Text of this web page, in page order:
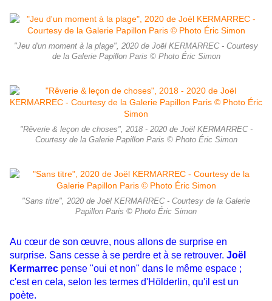
"Jeu d'un moment à la plage", 2020 de Joël KERMARREC - Courtesy
de la Galerie Papillon Paris © Photo Éric Simon
"Rêverie & leçon de choses", 2018 - 2020 de Joël KERMARREC -
Courtesy de la Galerie Papillon Paris © Photo Éric Simon
"Sans titre", 2020 de Joël KERMARREC - Courtesy de la Galerie
Papillon Paris © Photo Éric Simon
Au cœur de son œuvre, nous allons de surprise en
surprise. Sans cesse à se perdre et à se retrouver. Joël
Kermarrec pense "oui et non" dans le même espace ;
c'est en cela, selon les termes d'Hölderlin, qu'il est un
poète.